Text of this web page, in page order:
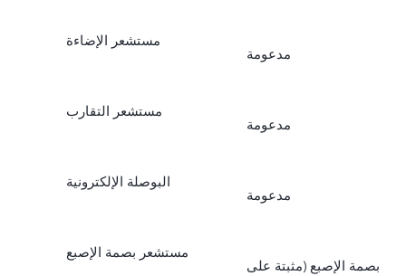
مستشعر الإضاءة
مدعومة
مستشعر التقارب
مدعومة
البوصلة الإلكترونية
مدعومة
مستشعر بصمة الإصبع
بصمة الإصبع (مثبتة على